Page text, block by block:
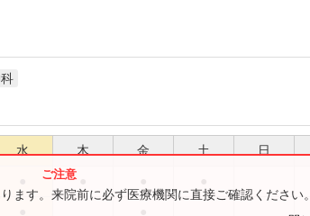
水 木 金 土 日
ます。来院前に必ず医療機関に直接ご確認ください。